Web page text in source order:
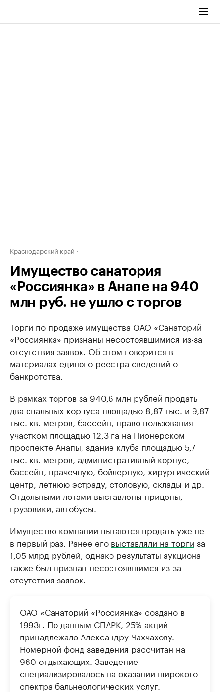
Краснодарский край
Имущество санатория
«Россиянка» в Анапе на 940
млн руб. не ушло с торгов
Торги по продаже имущества ОАО «Санаторий
«Россиянка» признаны несостоявшимися из-за
отсутствия заявок. Об этом говорится в
материалах единого реестра сведений о
банкротства.
В рамках торгов за 940,6 млн рублей продать
два спальных корпуса площадью 8,87 тыс. и 9,87
тыс. кв. метров, бассейн, право пользования
участком площадью 12,3 га на Пионерском
проспекте Анапы, здание клуба площадью 5,7
тыс. кв. метров, административный корпус,
бассейн, прачечную, бойлерную, хирургический
центр, летнюю эстраду, столовую, склады и др.
Отдельными лотами выставлены прицепы,
грузовики, автобусы.
Имущество компании пытаются продать уже не
в первый раз. Ранее его выставляли на торги за
1,05 млрд рублей, однако результаты аукциона
также был признан несостоявшимся из-за
отсутствия заявок.
ОАО «Санаторий «Россиянка» создано в
1993г. По данным СПАРК, 25% акций
принадлежало Александру Чахчахову.
Номерной фонд заведения рассчитан на
960 отдыхающих. Заведение
специализировалось на оказании широкого
спектра бальнеологических услуг.